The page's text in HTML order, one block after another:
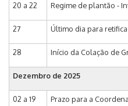
20 a 22 Regime de plantão -
27 Último dia para
28 Início da Colação de
Dezembro de 2025
02 a 19 Prazo para a